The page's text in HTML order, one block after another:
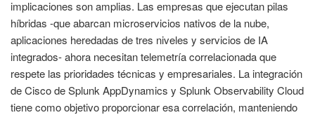
implicaciones son amplias. Las empresas que ejecutan pilas
híbridas -que abarcan microservicios nativos de la nube,
aplicaciones heredadas de tres niveles y servicios de IA
integrados- ahora necesitan telemetría correlacionada que
respete las prioridades técnicas y empresariales. La integración
de Cisco de Splunk AppDynamics y Splunk Observability Cloud
tiene como objetivo proporcionar esa correlación, manteniendo